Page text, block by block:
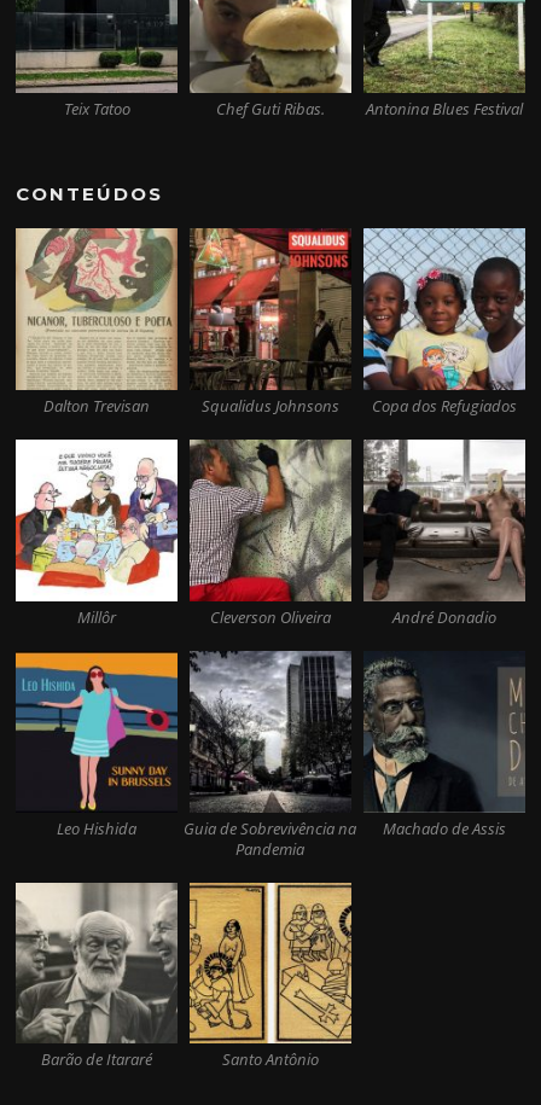
Teix Tatoo Chef Guti Ribas. Antonina Blues Festival
CONTEÚDOS
Dalton Trevisan Squalidus Johnsons Copa dos Refugiados
Millôr Cleverson Oliveira André Donadio
Leo Hishida
Guia de Sobrevivência na
Pandemia
Machado de Assis
Barão de Itararé Santo Antônio